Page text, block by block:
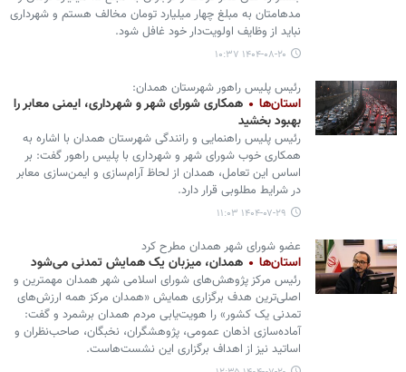
مدهامتان به مبلغ چهار میلیارد تومان مخالف هستم و شهرداری
نباید از وظایف اولویت‌دار خود غافل شود.
۱۴۰۴-۰۸-۲۰ ۱۰:۳۷
رئیس پلیس راهور شهرستان همدان:
استان‌ها
همکاری شورای شهر و شهرداری، ایمنی معابر را
بهبود بخشید
رئیس پلیس راهنمایی و رانندگی شهرستان همدان با اشاره به
همکاری خوب شورای شهر و شهرداری با پلیس راهور گفت: بر
اساس این تعامل، همدان از لحاظ آرام‌سازی و ایمن‌سازی معابر
در شرایط مطلوبی قرار دارد.
۱۴۰۴-۰۷-۲۹ ۱۱:۰۳
عضو شورای شهر همدان مطرح کرد
استان‌ها همدان، میزبان یک همایش تمدنی می‌شود
رئیس مرکز پژوهش‌های شورای اسلامی شهر همدان مهمترین و
اصلی‌ترین هدف برگزاری همایش «همدان مرکز همه ارزش‌های
تمدنی یک کشور» را هویت‌یابی مردم همدان برشمرد و گفت:
آماده‌سازی اذهان عمومی، پژوهشگران، نخبگان، صاحب‌نظران و
اساتید نیز از اهداف برگزاری این نشست‌هاست.